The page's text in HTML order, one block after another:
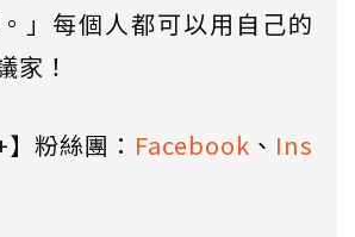
」每個人都可以用自己的
家！
粉絲團： Facebook 、 Ins